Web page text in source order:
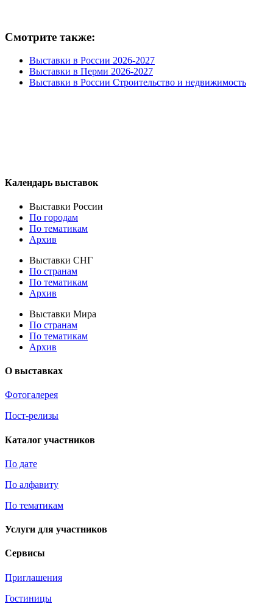
Смотрите также:
Выставки в России 2026-2027
Выставки в Перми 2026-2027
Выставки в России Строительство и недвижимость
Календарь выставок
Выставки России
По городам
По тематикам
Архив
Выставки СНГ
По странам
По тематикам
Архив
Выставки Мира
По странам
По тематикам
Архив
О выставках
Фотогалерея
Пост-релизы
Каталог участников
По дате
По алфавиту
По тематикам
Услуги для участников
Сервисы
Приглашения
Гостиницы